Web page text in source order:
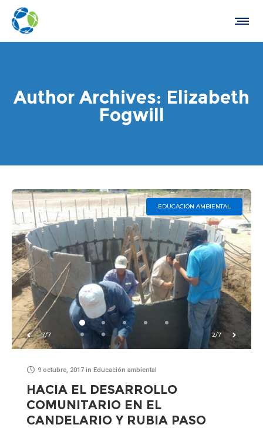
Author Archives: Elizabeth
Fogwill
EDUCACIÓN AMBIENTAL
7/7 2/7
9 octubre, 2017 in Educación ambiental
HACIA EL DESARROLLO
COMUNITARIO EN EL
CANDELARIO Y RUBIA PASO